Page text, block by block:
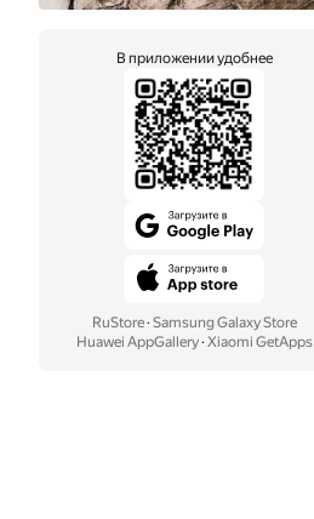
В приложении удобнее
RuStore· Samsung Galaxy Store
Huawei AppGallery· Xiaomi GetApps